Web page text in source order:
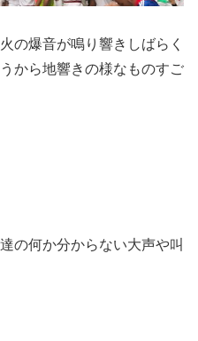
の爆音が鳴り響きしばらく
から地響きの様なものすご
の何か分からない大声や叫